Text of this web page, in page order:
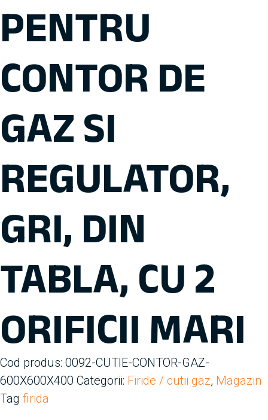
PENTRU
CONTOR DE
GAZ SI
REGULATOR,
GRI, DIN
TABLA, CU 2
ORIFICII MARI
Cod produs: 0092-CUTIE-CONTOR-GAZ-
600X600X400 Categorii: Firide / cutii gaz, Magazin
Tag firida